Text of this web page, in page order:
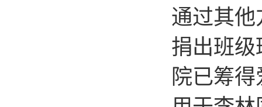
通过其他
捐出班
院已筹